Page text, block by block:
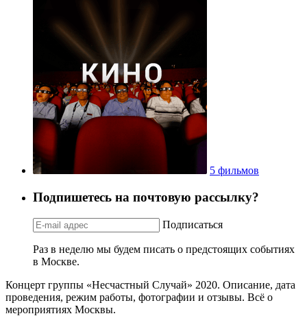
5 фильмов
Подпишетесь на почтовую рассылку?
Подписаться
Раз в неделю мы будем писать о предстоящих событиях
в Москве.
Концерт группы «Несчастный Случай» 2020. Описание, дата
проведения, режим работы, фотографии и отзывы. Всё о
мероприятиях Москвы.